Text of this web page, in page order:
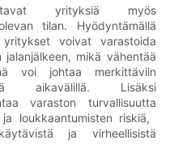
yrityksiä myös
tilan. Hyödyntämällä
voivat varastoida
mikä vähentää
voi johtaa merkittäviin
aikavälillä. Lisäksi
varaston turvallisuutta
loukkaantumisten riskiä,
ja virheellisistä